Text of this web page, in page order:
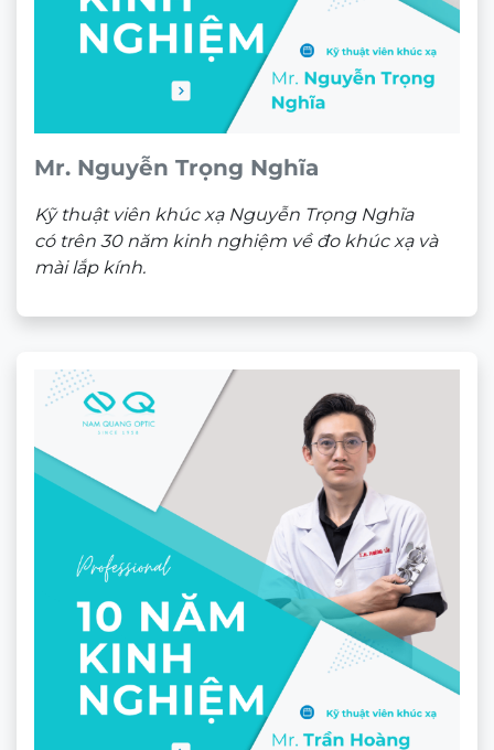
Mr. Nguyễn Trọng Nghĩa
Kỹ thuật viên khúc xạ Nguyễn Trọng Nghĩa
có trên 30 năm kinh nghiệm về đo khúc xạ và
mài lắp kính.